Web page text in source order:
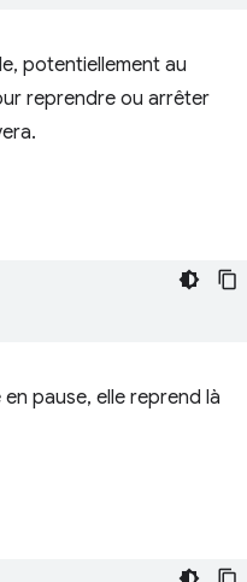
potentiellement au
reprendre ou arrêter
pause, elle reprend là